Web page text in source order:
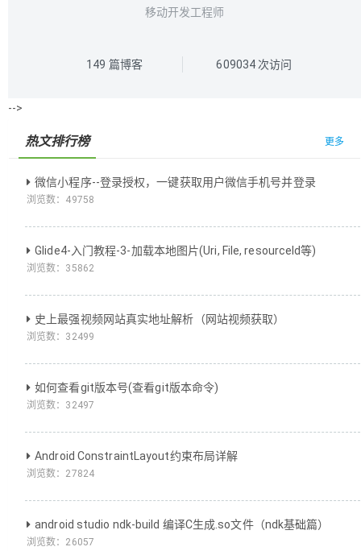
移动开发工程师
149 篇博客 609034次访问
-->
热文排行榜 更多
微信小程序--登录授权，一键获取用户微信手机号并登录
浏览数： 49758
Glide4-入门教程-3-加载本地图片(Uri, File, resourceId等)
浏览数： 35862
史上最强视频网站真实地址解析（网站视频获取）
浏览数： 32499
如何查看git版本号(查看git版本命令)
浏览数： 32497
Android ConstraintLayout约束布局详解
浏览数： 27824
android studio ndk-build 编译C生成.so文件（ndk基础篇）
浏览数： 26057